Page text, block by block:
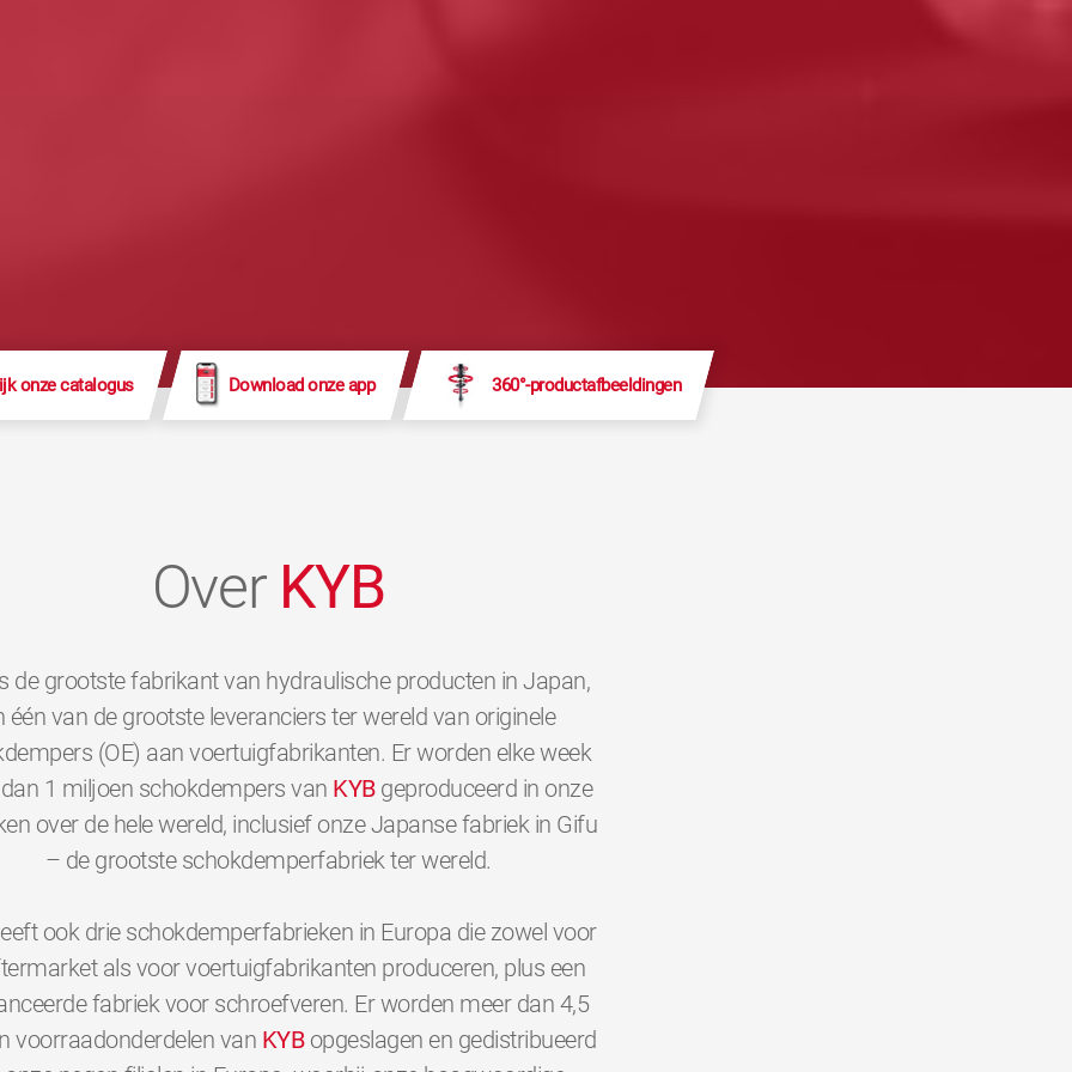
onze catalogus Download onze app 360°-productafbeeldingen
Over KYB
de grootste fabrikant van hydraulische producten in Japan,
één van de grootste leveranciers ter wereld van originele
(OE) aan voertuigfabrikanten. Er worden elke week
1 miljoen schokdempers van KYBgeproduceerd in onze
over de hele wereld, inclusief onze Japanse fabriek in Gifu
– de grootste schokdemperfabriek ter wereld.
ook drie schokdemperfabrieken in Europa die zowel voor
als voor voertuigfabrikanten produceren, plus een
fabriek voor schroefveren. Er worden meer dan 4,5
voorraadonderdelen van KYBopgeslagen en gedistribueerd